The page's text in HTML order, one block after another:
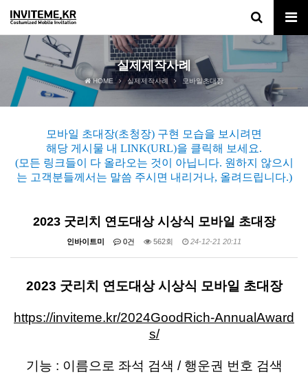
실제제작사례
HOME 실제제작사례 모바일초대장
모바일 초대장(초청장) 구현 모습을 보시려면
해당 게시물 내 LINK(URL)을 클릭해 보세요.
(모든 링크들이 다 올라오는 것이 아닙니다. 원하지 않으시
는 고객분들께서는 말씀 주시면 내리거나, 올려드립니다.)
2023 굿리치 연도대상 시상식 모바일 초대장
인바이트미 0건 562회 24-12-21 20:11
2023 굿리치 연도대상 시상식 모바일 초대장
https://inviteme.kr/2024GoodRich-AnnualAward
s/
기능 : 이름으로 좌석 검색 / 행운권 번호 검색